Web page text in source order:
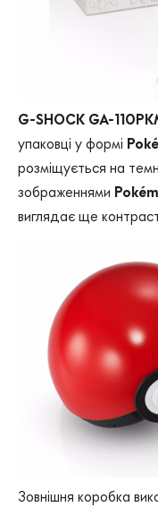
G-SHOCK GA-
упаковці у формі
розміщується на
зображеннями
виглядає ще
Зовнішня коробка